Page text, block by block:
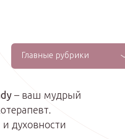
Главные рубрики
– ваш мудрый
духовности